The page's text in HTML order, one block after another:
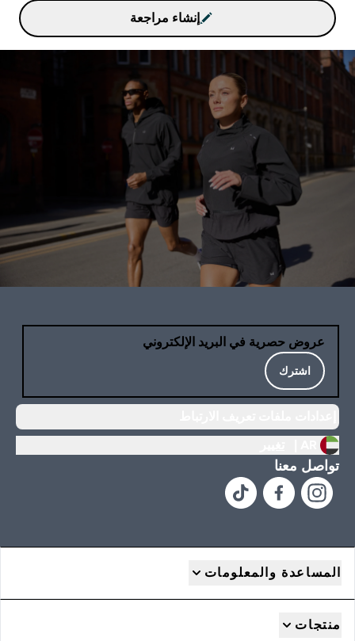
إنشاء مراجعة
عروض حصرية في البريد الإلكتروني
اشترك
تواصل معنا
المساعدة والمعلومات
منتجات